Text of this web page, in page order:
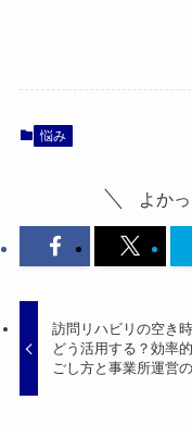
悩み
よか
訪問リハビリの空き
どう活用する？効率
ごし方と事業所運営